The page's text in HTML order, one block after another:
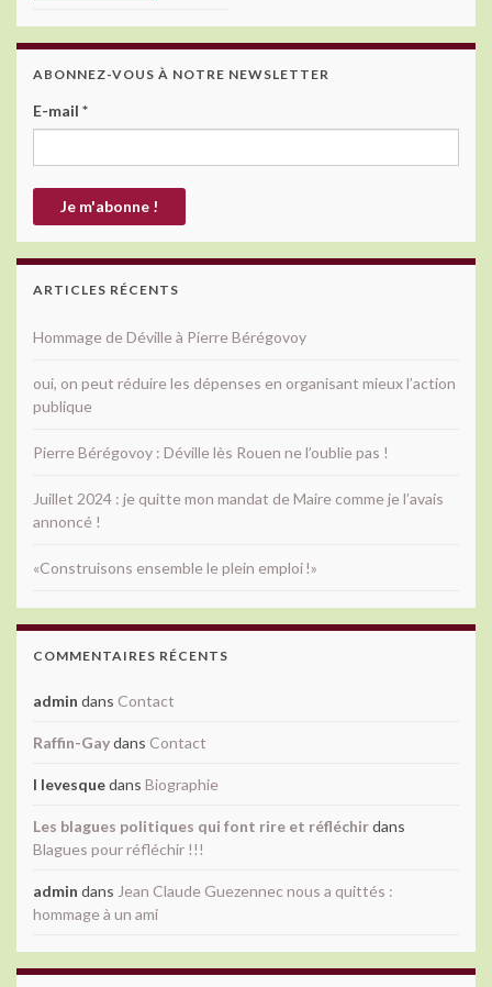
ABONNEZ-VOUS À NOTRE NEWSLETTER
E-mail *
ARTICLES RÉCENTS
Hommage de Déville à Pierre Bérégovoy
oui, on peut réduire les dépenses en organisant mieux l’action
publique
Pierre Bérégovoy : Déville lès Rouen ne l’oublie pas !
Juillet 2024 : je quitte mon mandat de Maire comme je l’avais
annoncé !
«Construisons ensemble le plein emploi !»
COMMENTAIRES RÉCENTS
admin dans Contact
Raffin-Gaydans Contact
l levesquedans Biographie
Les blagues politiques qui font rire et réfléchirdans
Blagues pour réfléchir !!!
admin dans Jean Claude Guezennec nous a quittés :
hommage à un ami